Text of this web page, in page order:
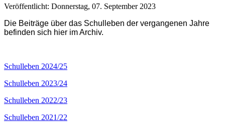
Veröffentlicht: Donnerstag, 07. September 2023
Die Beiträge über das Schulleben der vergangenen Jahre
befinden sich hier im Archiv.
Schulleben 2024/25
Schulleben 2023/24
Schulleben 2022/23
Schulleben 2021/22